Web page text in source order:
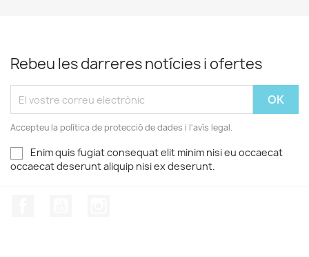
Rebeu les darreres notícies i ofertes
Accepteu la política de protecció de dades i l'avís legal.
Enim quis fugiat consequat elit minim nisi eu occaecat
occaecat deserunt aliquip nisi ex deserunt.